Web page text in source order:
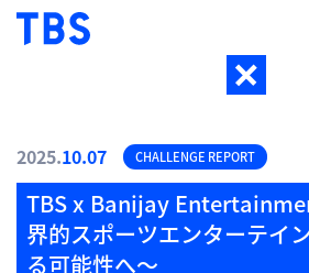
2025.10.07 CHALLENGE REPORT
TBS x Banijay
界的スポーツエンターテイ
る可能性へ～